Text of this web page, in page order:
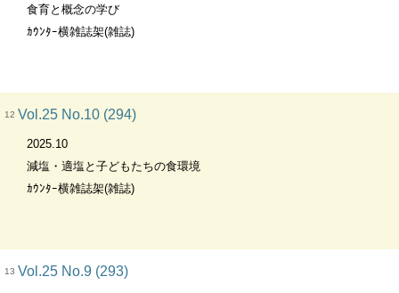
食育と概念の学び
ｶｳﾝﾀｰ横雑誌架(雑誌)
12 Vol.25 No.10 (294)
2025.10
減塩・適塩と子どもたちの食環境
ｶｳﾝﾀｰ横雑誌架(雑誌)
13 Vol.25 No.9 (293)